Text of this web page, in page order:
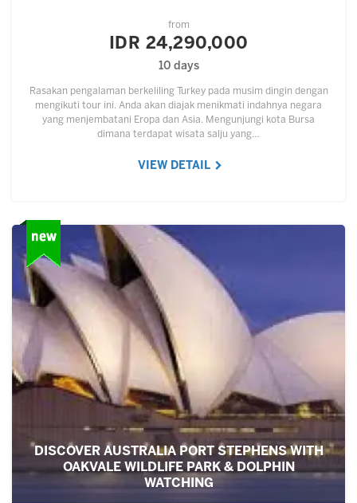
from
IDR 24,290,000
10 days
Rasakan pengalaman berkeliling Turkey pada musim dingin dengan
mengikuti tour ini. Anda akan diajak menikmati indahnya negara
yang menjembatani Eropa dan Asia. Mengunjungi kota Bursa
dimana terdapat wisata salju yang…
VIEW DETAIL
DISCOVER AUSTRALIA PORT STEPHENS WITH
OAKVALE WILDLIFE PARK & DOLPHIN
WATCHING